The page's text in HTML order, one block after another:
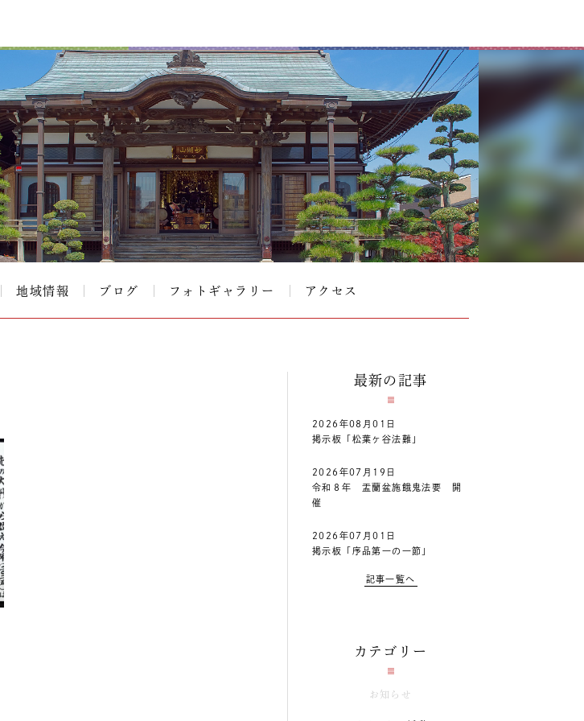
地域情報 ブログ フォトギャラリー アクセス
最新の記事
2026年08月01日
掲示板「松葉ヶ谷法難」
2026年07月19日
令和８年 盂蘭盆施餓鬼法要 開
催
2026年07月01日
掲示板「序品第一の一節」
記事一覧へ
カテゴリー
お知らせ